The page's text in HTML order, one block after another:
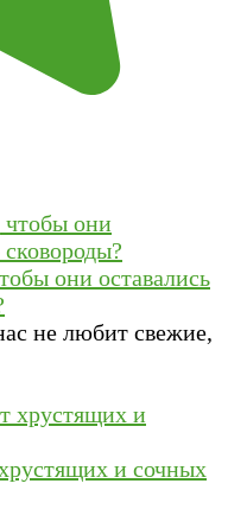
они оставались
не любит свежие,
и сочных